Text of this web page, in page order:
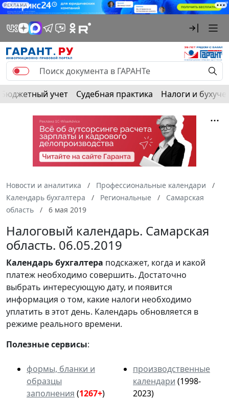
РЕКЛАМА
Бюджетный учет Судебная практика Налоги и
Новости и аналитика
Профессиональные календари
Календарь бухгалтера
Региональные
Самарская
область
6 мая 2019
Налоговый календарь. Самарская
область. 06.05.2019
Календарьбухгалтера подскажет, когда и какой
платеж необходимо совершить. Достаточно
выбрать интересующую дату, и появится
информация о том, какие налоги необходимо
уплатить в этот день. Календарь обновляется в
режиме реального времени.
Полезные сервисы:
формы, бланки и
образцы
заполнения (1267+)
производственные
календари (1998-
2023)